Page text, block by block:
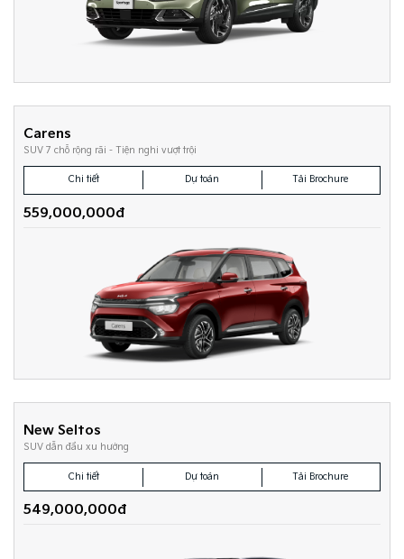
Carens
SUV 7 chỗ rộng rãi - Tiện nghi vượt trội
Chi tiết Dự toán Tải Brochure
559,000,000đ
New Seltos
SUV dẫn đầu xu hướng
Chi tiết Dự toán Tải Brochure
549,000,000đ